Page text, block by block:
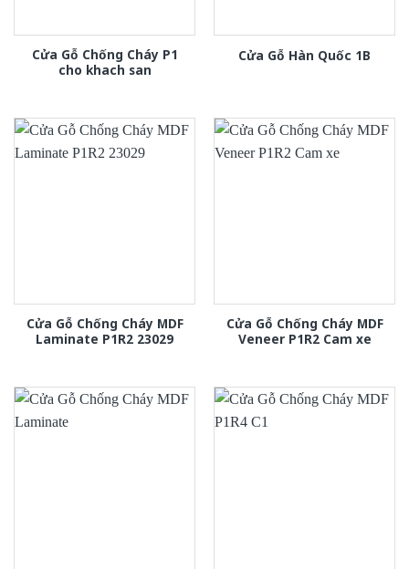
Cửa Gỗ Chống Cháy P1
cho khach san
Cửa Gỗ Hàn Quốc 1B
Cửa Gỗ Chống Cháy MDF
Laminate P1R2 23029
Cửa Gỗ Chống Cháy MDF
Veneer P1R2 Cam xe